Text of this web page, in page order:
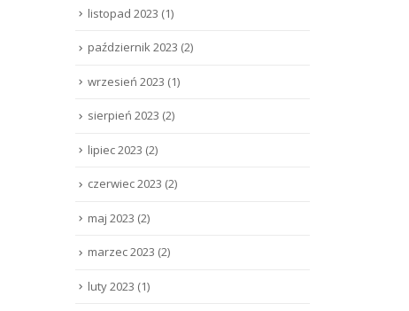
listopad 2023 (1)
październik 2023 (2)
wrzesień 2023 (1)
sierpień 2023 (2)
lipiec 2023 (2)
czerwiec 2023 (2)
maj 2023 (2)
marzec 2023 (2)
luty 2023 (1)